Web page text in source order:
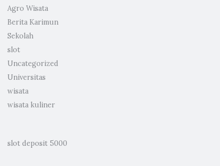
Agro Wisata
Berita Karimun
Sekolah
slot
Uncategorized
Universitas
wisata
wisata kuliner
slot deposit 5000